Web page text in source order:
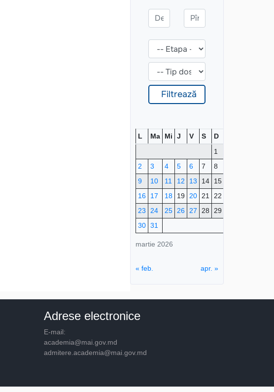
martie 2026
L Ma Mi J V S
D
1
2
3 4 5 6 7
8
9
10 11 12 13 14
15
16
17 18 19 20 21
22
23
24 25 26 27 28
29
30 31
« feb. apr. »
Adrese electronice
E-mail:
academia@mai.gov.md
admitere.academia@mai.gov.md